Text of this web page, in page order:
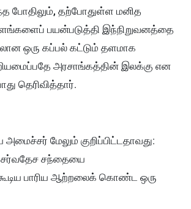
போதிலும், தற்போதுள்ள மனித
பயன்படுத்தி இந்நிறுவனத்தை
ஒரு கப்பல் கட்டும் தளமாக
அரசாங்கத்தின் இலக்கு என
தெரிவித்தார்.
மேலும் குறிப்பிட்டதாவது:
சர்வதேச சந்தையை
பாரிய ஆற்றலைக் கொண்ட ஒரு